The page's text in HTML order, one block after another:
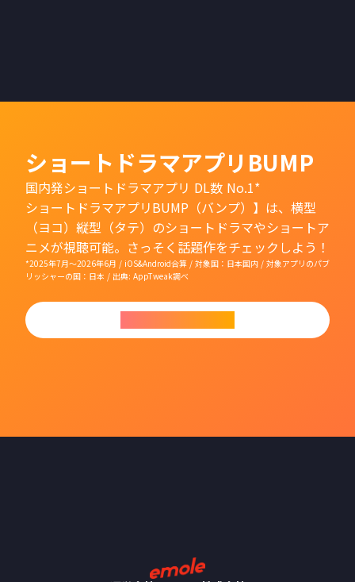
ショートドラマアプリBUMP
国内発ショートドラマアプリ DL数 No.1*
ショートドラマアプリBUMP（バンプ）】は、横型
（ヨコ）縦型（タテ）のショートドラマやショートア
ニメが視聴可能。さっそく話題作をチェックしよう！
*2025年7月〜2026年6月 / iOS&Android合算 / 対象国：日本国内 / 対象アプリのパブ
リッシャーの国：日本 / 出典: AppTweak調べ